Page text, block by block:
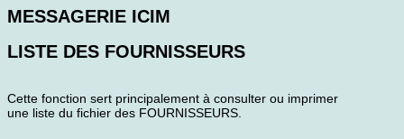
MESSAGERIE ICIM
LISTE DES FOURNISSEURS
Cette fonction sert principalement à consulter ou imprimer
une liste du fichier des FOURNISSEURS.